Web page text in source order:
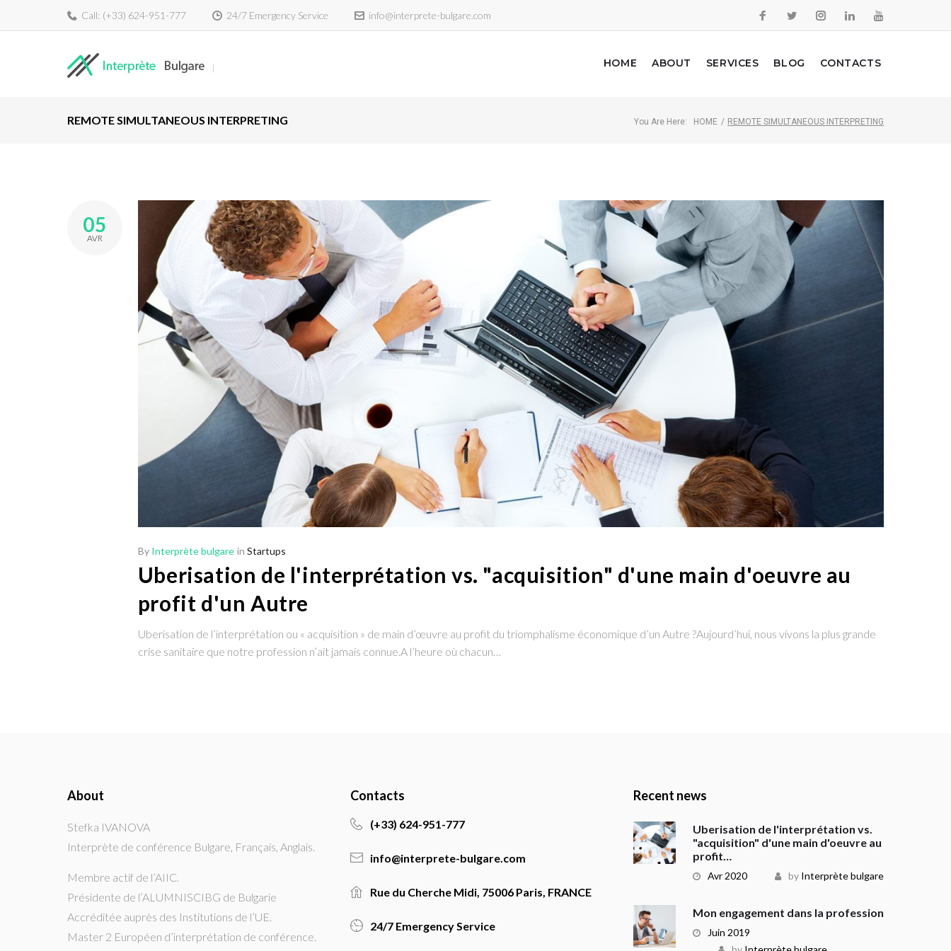
Call: (+33) 624-951-777 24/7 Emergency Service info@interprete-bulgare.com
HOME ABOUT SERVICES BLOG CONTACTS
REMOTE SIMULTANEOUS INTERPRETING You Are Here: HOME / REMOTE SIMULTANEOUS INTERPRETING
05
AVR
By Interprète bulgare in Startups
Uberisation de l'interprétation vs. "acquisition" d'une main d'oeuvre au
profit d'un Autre
Uberisation de l’interprétation ou « acquisition » de main d’œuvre au profit du triomphalisme économique d’un Autre ?Aujourd’hui, nous vivons la plus grande
crise sanitaire que notre profession n’ait jamais connue.A l’heure où chacun…
About
Stefka IVANOVA
Interprète de conférence Bulgare, Français, Anglais.
Membre actif de l’AIIC.
Présidente de l’ALUMNISCIBG de Bulgarie
Accréditée auprès des Institutions de l’UE.
Master 2 Européen d’interprétation de conférence.
Contacts
(+33) 624-951-777
info@interprete-bulgare.com
Rue du Cherche Midi, 75006 Paris, FRANCE
24/7 Emergency Service
Recent news
Avr 2020 by Interprète bulgare
Uberisation de l'interprétation vs.
"acquisition" d'une main d'oeuvre au
profit…
Juin 2019
Mon engagement dans la profession